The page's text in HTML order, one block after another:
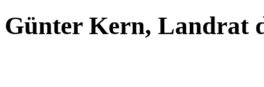
Günter Kern, Landrat